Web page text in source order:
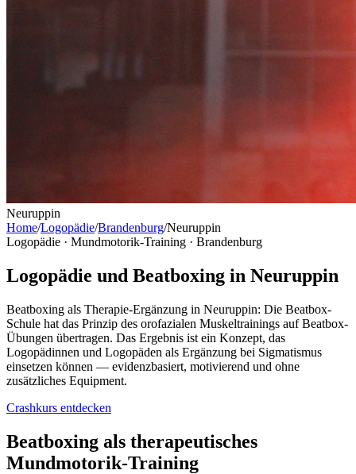
Neuruppin
Home/Logopädie/Brandenburg/Neuruppin
Logopädie · Mundmotorik-Training · Brandenburg
Logopädie und Beatboxing in Neuruppin
Beatboxing als Therapie-Ergänzung in Neuruppin: Die Beatbox-
Schule hat das Prinzip des orofazialen Muskeltrainings auf Beatbox-
Übungen übertragen. Das Ergebnis ist ein Konzept, das
Logopädinnen und Logopäden als Ergänzung bei Sigmatismus
einsetzen können — evidenzbasiert, motivierend und ohne
zusätzliches Equipment.
Crashkurs entdecken
Beatboxing als therapeutisches
Mundmotorik-Training